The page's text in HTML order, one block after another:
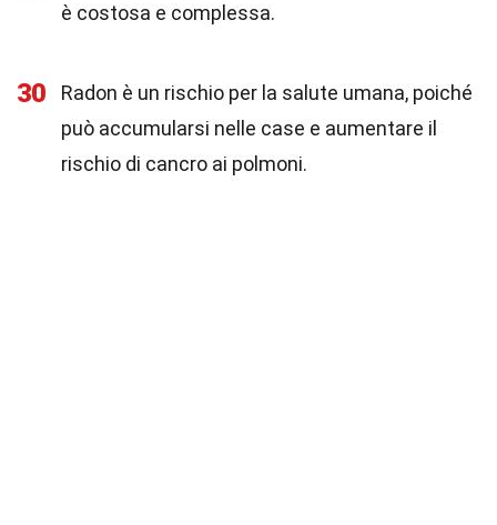
è costosa e complessa.
30
Radon è un rischio per la salute umana, poiché
può accumularsi nelle case e aumentare il
rischio di cancro ai polmoni.